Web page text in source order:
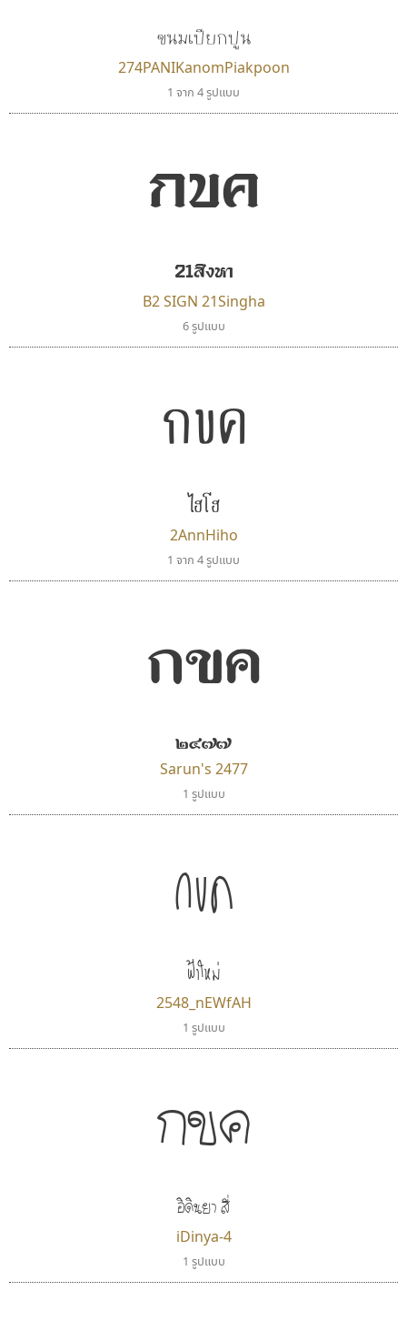
ขนมเปียกปูน
274PANIKanomPiakpoon
1 จาก 4 รูปแบบ
กขค
21สิงหา
B2 SIGN 21Singha
6 รูปแบบ
กขค
ไฮโฮ
2AnnHiho
1 จาก 4 รูปแบบ
กขค
๒๔๗๗
Sarun's 2477
1 รูปแบบ
กขค
ฟ้าใหม่
2548_nEWfAH
1 รูปแบบ
กขค
อิดินยา สี่
iDinya-4
1 รูปแบบ